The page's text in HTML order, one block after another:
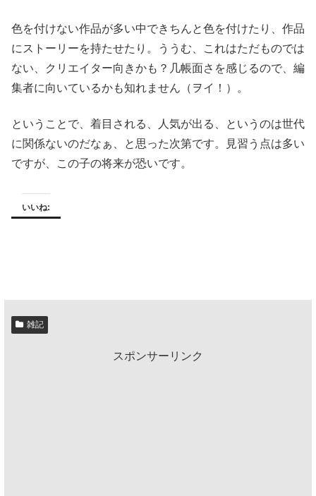
色を付けない作品が多い中できちんと色を付けたり、作品
にストーリーを持たせたり。ううむ、これはただものでは
ない、クリエイター向きかも？几帳面さを感じるので、編
集者に向いているかも知れません（ヲイ！）。
ということで、着目される、人気が出る、というのは世代
に関係ないのだなぁ、と思った次第です。見習う点は多い
ですが、この子の将来が恐いです。
いいね:
雑記
スポンサーリンク